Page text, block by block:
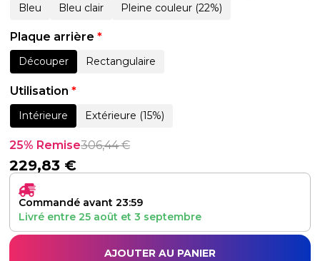
Bleu
Bleu clair Pleine couleur (22%)
Plaque arrière *
Découper Rectangulaire
Utilisation *
Intérieure Extérieure (15%)
25% Remise306,44€
229,83 €
Commandé avant 23:59
Livré entre 25 août et 3 septembre
AJOUTER AU PANIER